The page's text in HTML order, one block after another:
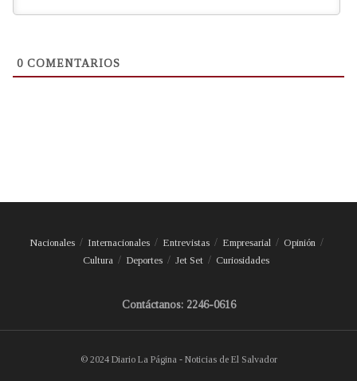
0 COMENTARIOS
Nacionales Internacionales Entrevistas Empresarial
Opinión
Cultura
Deportes Jet Set Curiosidades
Contáctanos: 2246-0616
© 2024 Diario La Página - Noticias de El Salvador